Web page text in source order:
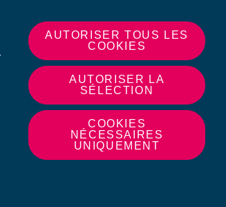
AUTORISER TOUS LES
COOKIES
AUTORISER LA
SÉLECTION
COOKIES
NÉCESSAIRES
UNIQUEMENT